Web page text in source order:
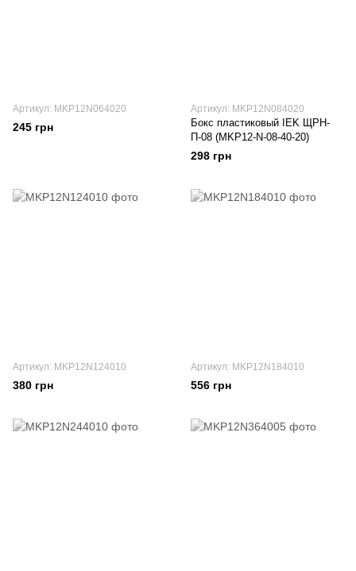
Артикул: MKP12N064020
245 грн
Артикул: MKP12N084020
Бокс пластиковый IEK ЩРН-
П-08 (MKP12-N-08-40-20)
298 грн
Артикул: MKP12N124010
380 грн
Артикул: MKP12N184010
556 грн